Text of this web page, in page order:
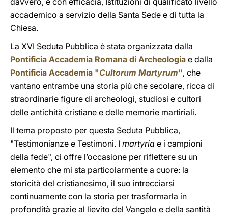
accademico a servizio della Santa Sede e di tutta la
Chiesa.
La XVI Seduta Pubblica è stata organizzata dalla
Pontificia Accademia Romana di Archeologia e dalla
Pontificia Accademia "Cultorum Martyrum", che
vantano entrambe una storia più che secolare, ricca di
straordinarie figure di archeologi, studiosi e cultori
delle antichità cristiane e delle memorie martiriali.
Il tema proposto per questa Seduta Pubblica,
"Testimonianze e Testimoni. I martyria e i campioni
della fede", ci offre l’occasione per riflettere su un
elemento che mi sta particolarmente a cuore: la
storicità del cristianesimo, il suo intrecciarsi
continuamente con la storia per trasformarla in
profondità grazie al lievito del Vangelo e della santità